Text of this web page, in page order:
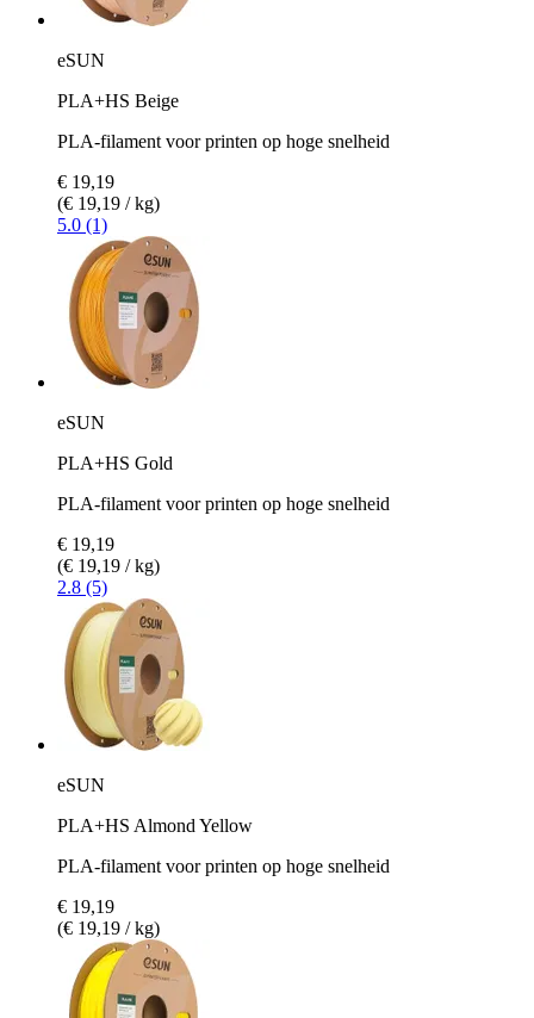
eSUN
PLA+HS Beige
PLA-filament voor printen op hoge snelheid
€ 19,19
(€ 19,19 / kg)
5.0 (1)
eSUN
PLA+HS Gold
PLA-filament voor printen op hoge snelheid
€ 19,19
(€ 19,19 / kg)
2.8 (5)
eSUN
PLA+HS Almond Yellow
PLA-filament voor printen op hoge snelheid
€ 19,19
(€ 19,19 / kg)